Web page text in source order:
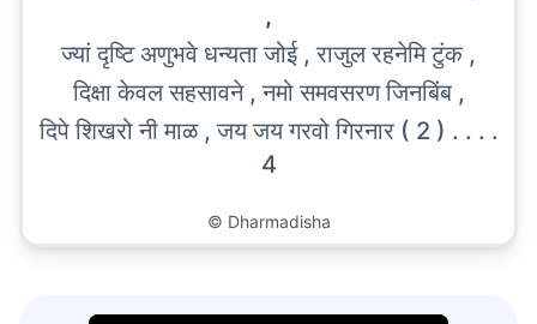
,
ज्यां दृष्टि अणुभवे धन्यता जोई , राजुल रहनेमि टुंक ,
दिक्षा केवल सहसावने , नमो समवसरण जिनबिंब ,
दिपे शिखरो नी माळ , जय जय गरवो गिरनार ( 2 ) . . . .
4
© Dharmadisha